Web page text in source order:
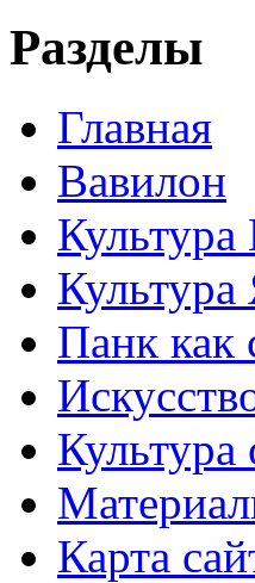
Разделы
Главная
Вавилон
Панк как
Культура
Карта